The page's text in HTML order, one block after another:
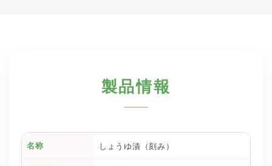
製品情報
名称 しょうゆ漬（刻み）